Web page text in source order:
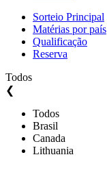
Sorteio Principal
Matérias por país
Qualificação
Reserva
Todos
❮
Todos
Brasil
Canada
Lithuania